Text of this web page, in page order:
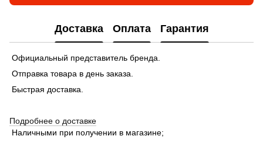
Доставка Оплата Гарантия
Официальный представитель бренда.
Отправка товара в день заказа.
Быстрая доставка.
Подробнее о доставке
Наличными при получении в магазине;